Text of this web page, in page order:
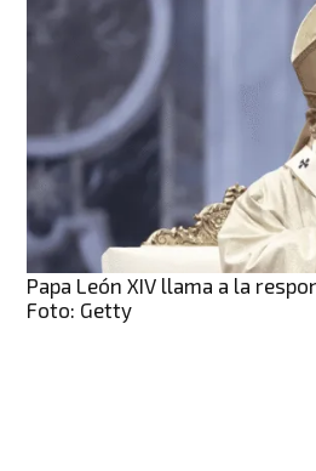
Papa León XIV llama a la
Foto: Getty